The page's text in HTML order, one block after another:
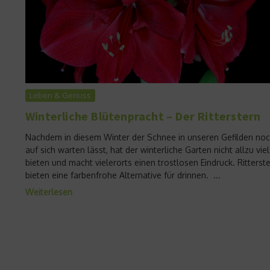
Leben & Genuss
Winterliche Blütenpracht – Der Ritterstern
Nachdem in diesem Winter der Schnee in unseren Gefilden
auf sich warten lässt, hat der winterliche Garten nicht allzu
bieten und macht vielerorts einen trostlosen Eindruck.
bieten eine farbenfrohe Alternative für drinnen. ...
Weiterlesen